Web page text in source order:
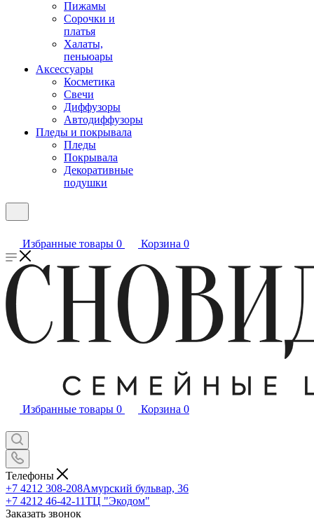
Пижамы
Сорочки и
платья
Халаты,
пеньюары
Аксессуары
Косметика
Свечи
Диффузоры
Автодиффузоры
Пледы и покрывала
Пледы
Покрывала
Декоративные
подушки
Избранные товары 0 Корзина 0
Избранные товары 0 Корзина 0
Телефоны
+7 4212 308-208Амурский бульвар, 36
+7 4212 46-42-11ТЦ "Экодом"
Заказать звонок